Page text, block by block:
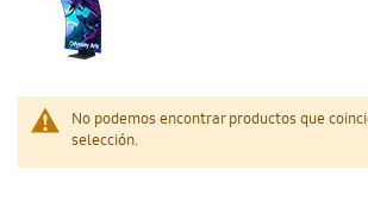
No podemos encontrar productos que
selección.